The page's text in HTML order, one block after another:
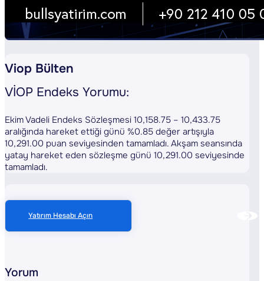
Viop Bülten
VİOP Endeks Yorumu:
Ekim Vadeli Endeks Sözleşmesi 10,158.75 – 10,433.75
aralığında hareket ettiği günü %0.85 değer artışıyla
10,291.00 puan seviyesinden tamamladı. Akşam seansında
yatay hareket eden sözleşme günü 10,291.00 seviyesinde
tamamladı.
Yatırım Hesabı Açın
Yorum